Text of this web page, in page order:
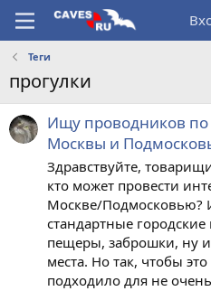
Теги
прогулки
Ищу проводников
Москвы и
Здравствуйте,
кто может провести
Москве/Подмосковью?
стандартные
пещеры, заброшки, ну
места. Но так, чтобы
подходило для не